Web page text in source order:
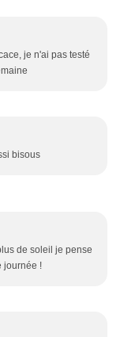
je n'ai pas testé
bisous
de soleil je pense
journée !